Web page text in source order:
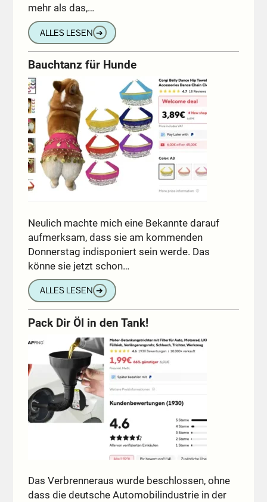
mehr als das,…
ALLES LESEN ➔
Bauchtanz für Hunde
Neulich machte mich eine Bekannte darauf
aufmerksam, dass sie am kommenden
Donnerstag indisponiert sein werde. Das
könne sie jetzt schon…
ALLES LESEN ➔
Pack Dir Öl in den Tank!
Das Verbrenneraus wurde beschlossen, ohne
dass die deutsche Automobilindustrie in der